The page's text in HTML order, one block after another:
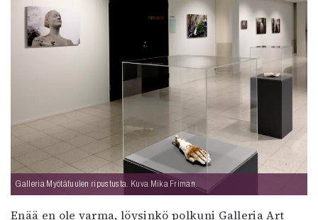
Galleria Myötätuulen ripustusta. Kuva Mika Friman.
Enää en ole varma, löysinkö polkuni Galleria Art